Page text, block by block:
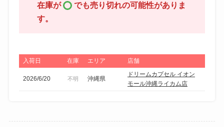
在庫が
でも売り切れの可能性がありま
す。
入荷日 在庫 エリア 店舗
2026/6/20 不明 沖縄県
ドリームカプセル イオン
モール沖縄ライカム店